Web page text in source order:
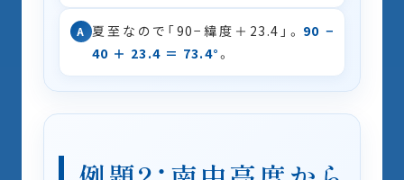
A 夏至なので「90−緯度＋23.4」。 90 −
40 ＋ 23.4 ＝ 73.4°。